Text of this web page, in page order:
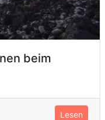
beim
Lesen